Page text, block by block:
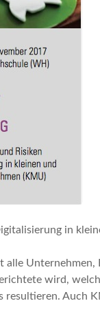
in
Unternehmen,
wird,
Auch